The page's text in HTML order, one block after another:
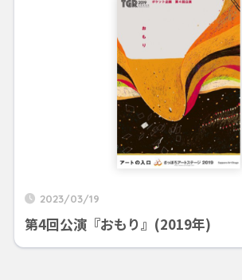
2023/03/19
第4回公演『おもり』(2019年)